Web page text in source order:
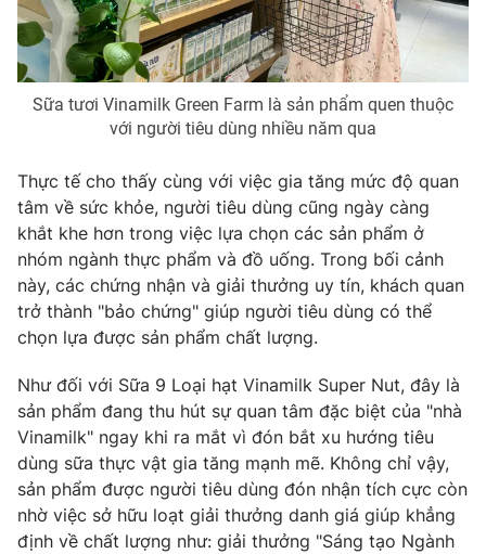
Sữa tươi Vinamilk Green Farm là sản phẩm quen thuộc
với người tiêu dùng nhiều năm qua
Thực tế cho thấy cùng với việc gia tăng mức độ quan
tâm về sức khỏe, người tiêu dùng cũng ngày càng
khắt khe hơn trong việc lựa chọn các sản phẩm ở
nhóm ngành thực phẩm và đồ uống. Trong bối cảnh
này, các chứng nhận và giải thưởng uy tín, khách quan
trở thành "bảo chứng" giúp người tiêu dùng có thể
chọn lựa được sản phẩm chất lượng.
Như đối với Sữa 9 Loại hạt Vinamilk Super Nut, đây là
sản phẩm đang thu hút sự quan tâm đặc biệt của "nhà
Vinamilk" ngay khi ra mắt vì đón bắt xu hướng tiêu
dùng sữa thực vật gia tăng mạnh mẽ. Không chỉ vậy,
sản phẩm được người tiêu dùng đón nhận tích cực còn
nhờ việc sở hữu loạt giải thưởng danh giá giúp khẳng
định về chất lượng như: giải thưởng "Sáng tạo Ngành